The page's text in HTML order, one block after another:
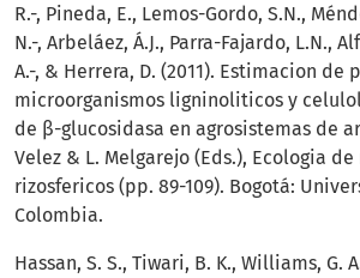
R.-, Pineda, E., Lemos-Gordo, S.N.,
N.-, Arbeláez, Á.J., Parra-Fajardo, L.N.,
A.-, & Herrera, D. (2011). Estimacion de
microorganismos ligninoliticos y
de β-glucosidasa en agrosistemas de
Velez & L. Melgarejo (Eds.), Ecologia
rizosfericos (pp. 89-109). Bogotá:
Colombia.
Hassan, S. S., Tiwari, B. K., Williams, G.